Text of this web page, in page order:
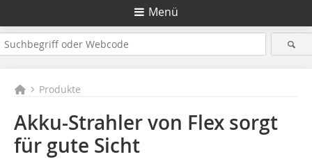
Menü
Produkte
Akku-Strahler von Flex sorgt
für gute Sicht